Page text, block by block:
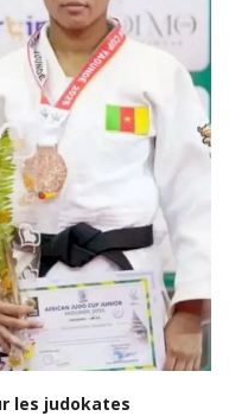
les judokates